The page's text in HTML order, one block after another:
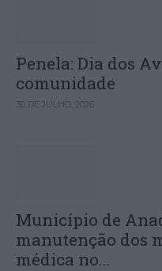
Penela: Dia dos
comunidade
30 DE JULHO, 2026
Município de
manutenção dos
médica no...